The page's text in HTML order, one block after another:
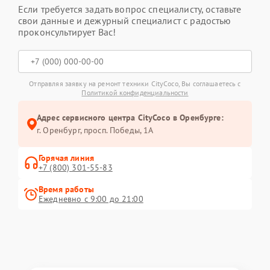
Если требуется задать вопрос специалисту, оставьте
свои данные и дежурный специалист с радостью
проконсультирует Вас!
Отправляя заявку на ремонт техники CityCoco, Вы соглашаетесь с
Политикой конфиденциальности
Адрес сервисного центра CityCoco в Оренбурге:
г. Оренбург, просп. Победы, 1А
Горячая линия
+7 (800) 301-55-83
Время работы
Ежедневно с 9:00 до 21:00